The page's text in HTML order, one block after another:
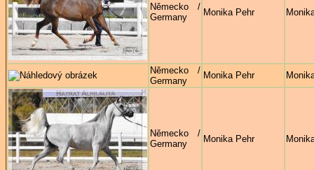
Německo /
Germany
Monika Pehr
Německo /
Germany
Monika Pehr
Německo /
Germany
Monika Pehr